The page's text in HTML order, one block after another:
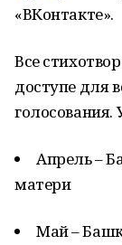
«ВКонтакте».
Все
доступе для
голосования.
Апрель –
матери
Май –